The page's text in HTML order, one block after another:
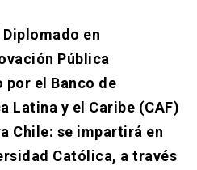
keyboard_arrow_right
en
Pública
el Banco de
Latina y el Caribe (CAF)
Chile: se impartirá en
Católica, a través